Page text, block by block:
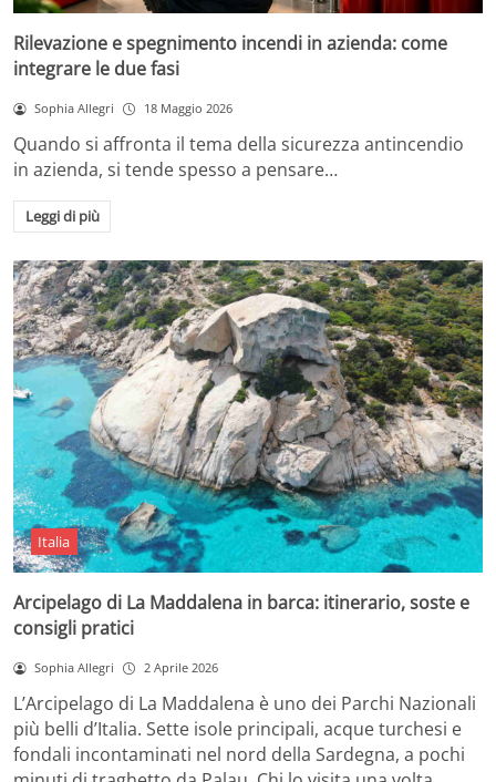
Rilevazione e spegnimento incendi in azienda: come
integrare le due fasi
Sophia Allegri 18 Maggio 2026
Quando si affronta il tema della sicurezza antincendio
in azienda, si tende spesso a pensare…
Leggi di più
Italia
Arcipelago di La Maddalena in barca: itinerario, soste e
consigli pratici
Sophia Allegri 2 Aprile 2026
L’Arcipelago di La Maddalena è uno dei Parchi Nazionali
più belli d’Italia. Sette isole principali, acque turchesi e
fondali incontaminati nel nord della Sardegna, a pochi